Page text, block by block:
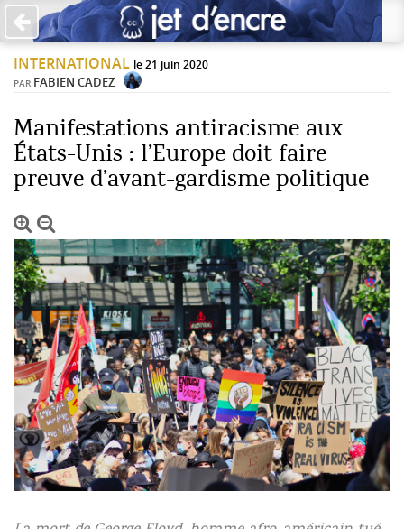
PAS DE COMMENTAIRES ×
Laisser une réponse
Votre adresse de messagerie ne sera pas publiée. Les
esprit de dialogue et les limites du respect de chacun.
Merci.
Commentaire
Nom*
INTERNATIONAL le 21 juin 2020
PAR FABIEN CADEZ
Manifestations antiracisme aux
États-Unis : l’Europe doit faire
preuve d’avant-gardisme politique